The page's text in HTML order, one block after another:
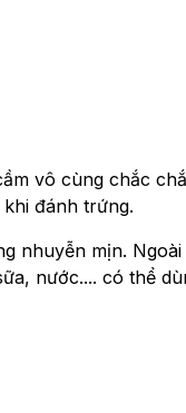
vô cùng chắc
đánh trứng.
nhuyễn mịn. Ngoài
nước.... có thể